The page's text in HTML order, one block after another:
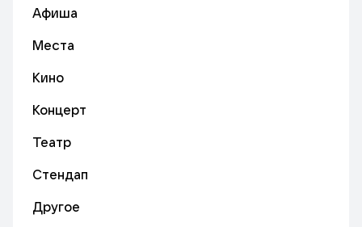
Афиша
Места
Кино
Концерт
Театр
Стендап
Другое